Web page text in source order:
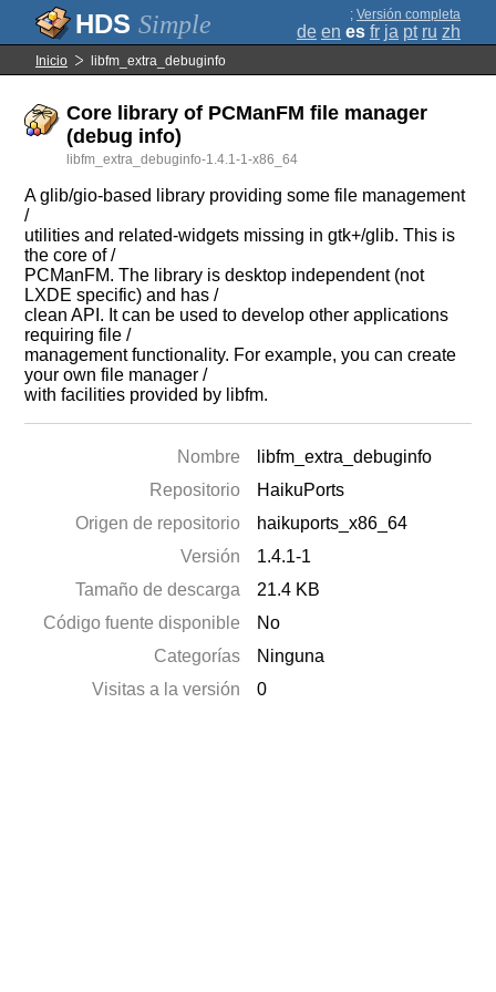
Simple ; Versión completa
de en es fr ja pt ru zh
Inicio libfm_extra_debuginfo
Core library of PCManFM file manager
(debug info)
libfm_extra_debuginfo-1.4.1-1-x86_64
A glib/gio-based library providing some file management
/
utilities and related-widgets missing in gtk+/glib. This is
the core of /
PCManFM. The library is desktop independent (not
LXDE specific) and has /
clean API. It can be used to develop other applications
requiring file /
management functionality. For example, you can create
your own file manager /
with facilities provided by libfm.
Nombre
libfm_extra_debuginfo
Repositorio
HaikuPorts
Origen de repositorio
haikuports_x86_64
Versión
1.4.1-1
Tamaño de descarga
21.4 KB
Código fuente disponible
No
Categorías
Ninguna
Visitas a la versión
0